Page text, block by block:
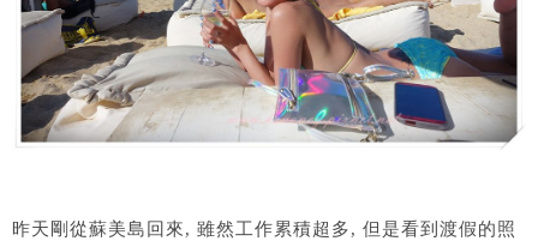
昨天剛從蘇美島回來, 雖然工作累積超多, 但是看到渡假的照